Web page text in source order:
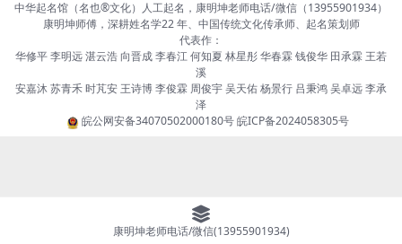
中华起名馆（名也®文化）人工起名，康明坤老师电话/微信（13955901934）
康明坤师傅，深耕姓名学22 年、中国传统文化传承师、起名策划师
代表作：
华修平 李明远 湛云浩 向晋成 李春江 何知夏 林星彤 华春霖 钱俊华 田承霖 王若
溪
安嘉沐 苏青禾 时芃安 王诗博 李俊霖 周俊宇 吴天佑 杨景行 吕秉鸿 吴卓远 李承
泽
皖公网安备34070502000180号皖ICP备2024058305号
康明坤老师电话/微信(13955901934)